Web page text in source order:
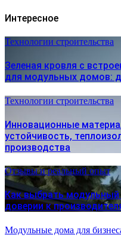
Интересное
Технологии строительства
Зеленая кровля с
для модульных домов:
Технологии строительства
Инновационные
устойчивость,
производства
Отзывы и реальный опыт
Как выбрать
доверии к
Модульные дома для